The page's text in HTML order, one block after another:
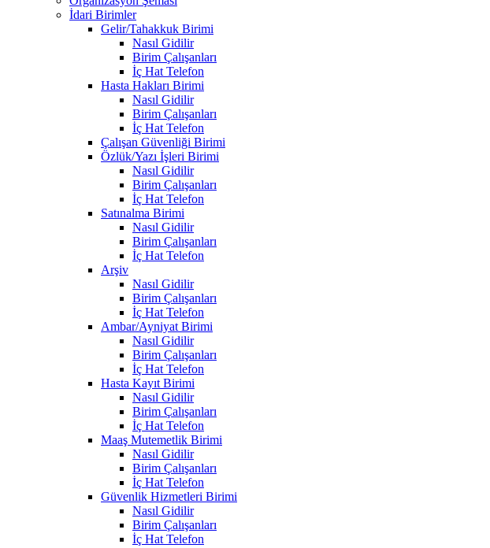
İdari Birimler
Gelir/Tahakkuk Birimi
Nasıl Gidilir
Birim Çalışanları
İç Hat Telefon
Hasta Hakları Birimi
Nasıl Gidilir
Birim Çalışanları
İç Hat Telefon
Çalışan Güvenliği Birimi
Özlük/Yazı İşleri Birimi
Nasıl Gidilir
Birim Çalışanları
İç Hat Telefon
Satınalma Birimi
Nasıl Gidilir
Birim Çalışanları
İç Hat Telefon
Arşiv
Nasıl Gidilir
Birim Çalışanları
İç Hat Telefon
Ambar/Ayniyat Birimi
Nasıl Gidilir
Birim Çalışanları
İç Hat Telefon
Hasta Kayıt Birimi
Nasıl Gidilir
Birim Çalışanları
İç Hat Telefon
Maaş Mutemetlik Birimi
Nasıl Gidilir
Birim Çalışanları
İç Hat Telefon
Güvenlik Hizmetleri Birimi
Nasıl Gidilir
Birim Çalışanları
İç Hat Telefon